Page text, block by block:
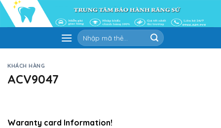
Skip
content
Tìm
kiếm:
KHÁCH HÀNG
ACV9047
Waranty card Information!